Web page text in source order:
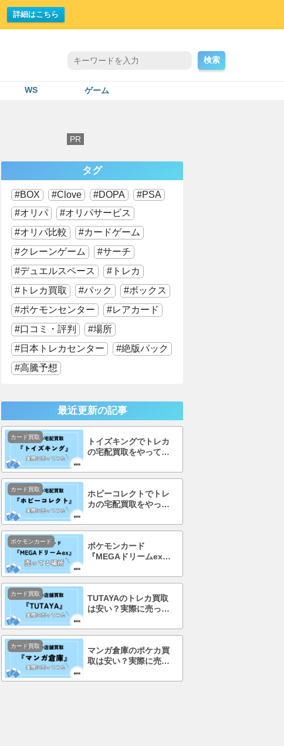
詳細はこちら
検索
WS ゲーム
タグ
BOX Clove DOPA
PSA
オリパ
オリパサービス
オリパ比較
カードゲーム
クレーンゲーム
サーチ
デュエルスペース
トレカ
トレカ買取
パック
ボックス
ポケモンセンター
レアカード
口コミ・評判
場所
日本トレカセンター
絶版パック
高騰予想
最近更新の記事
トイズキングでトレカ
の宅配買取をやってみ
徹底調査！
カード買取
ホビーコレクトでトレ
カの宅配買取をやって
で徹底調査！
カード買取
ポケモンカード
『MEGAドリームex』
こ？コンビニで買え
ポケモンカード
TUTAYAのトレカ買取
は安い？実際に売って
徹底調査！
カード買取
マンガ倉庫のポケカ買
取は安い？実際に売っ
で徹底調査！
カード買取